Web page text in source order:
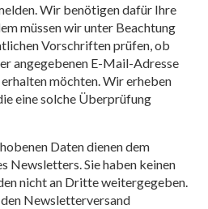
Wir benötigen dafür Ihre
müssen wir unter Beachtung
Vorschriften prüfen, ob
angegebenen E-Mail-Adresse
möchten. Wir erheben
eine solche Überprüfung
Daten dienen dem
Newsletters. Sie haben keinen
nicht an Dritte weitergegeben.
Newsletterversand